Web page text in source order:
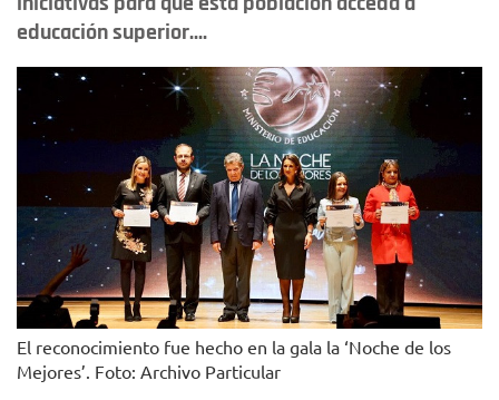
educación superior....
El reconocimiento fue hecho en la gala la ‘Noche de los
Mejores’. Foto: Archivo Particular